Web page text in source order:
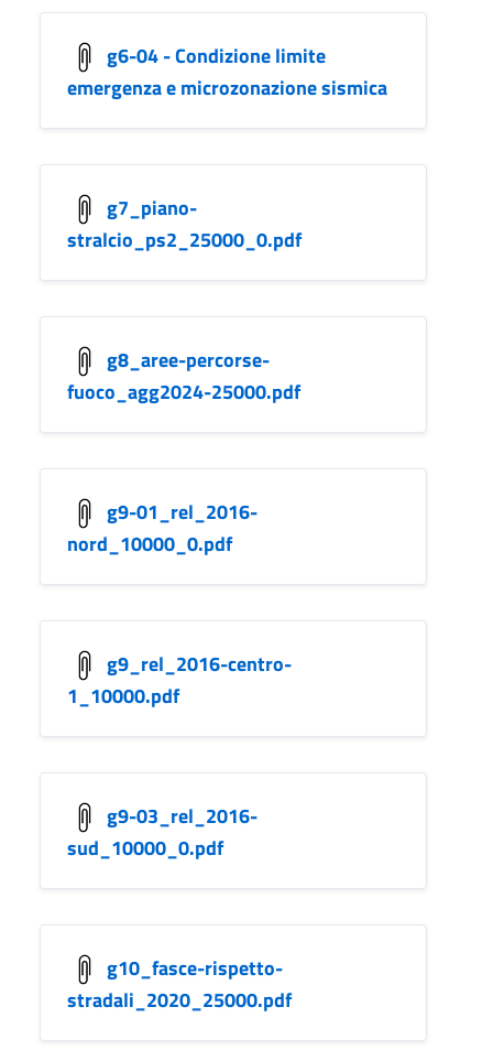
g6-04 - Condizione limite
emergenza e microzonazione sismica
g7_piano-
stralcio_ps2_25000_0.pdf
g8_aree-percorse-
fuoco_agg2024-25000.pdf
g9-01_rel_2016-
nord_10000_0.pdf
g9_rel_2016-centro-
1_10000.pdf
g9-03_rel_2016-
sud_10000_0.pdf
g10_fasce-rispetto-
stradali_2020_25000.pdf